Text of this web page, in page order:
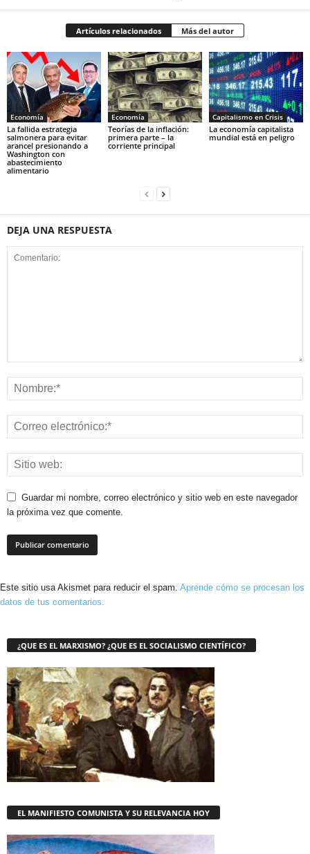
Artículos relacionados Más del autor
Economía
La fallida estrategia
salmonera para evitar
arancel presionando a
Washington con
abastecimiento
alimentario
Economía
Teorías de la inflación:
primera parte – la
corriente principal
Capitalismo en Crisis
La economía capitalista
mundial está en peligro
DEJA UNA RESPUESTA
Guardar mi nombre, correo electrónico y sitio web en este navegador
la próxima vez que comente.
Este sitio usa Akismet para reducir el spam. Aprende cómo se procesan los
datos de tus comentarios.
¿QUE ES EL MARXISMO? ¿QUE ES EL SOCIALISMO CIENTÍFICO?
EL MANIFIESTO COMUNISTA Y SU RELEVANCIA HOY